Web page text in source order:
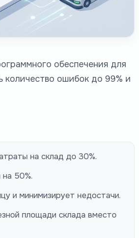
обеспечения для
количество ошибок до 99% и
на склад до 30%.
50%.
и минимизирует недостачи.
площади склада вместо